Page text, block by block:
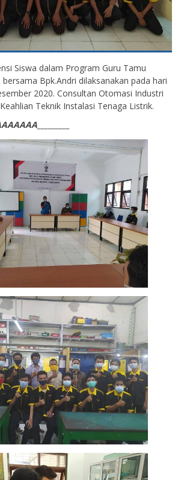
Siswa dalam Program Guru Tamu
Bpk.Andri dilaksanakan pada hari
2020. Consultan Otomasi Industri
Teknik Instalasi Tenaga Listrik.